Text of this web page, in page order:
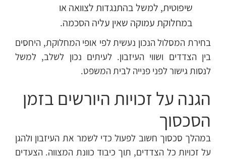
שיפוטית, למשל בהתנגדות לצוואה או
במחלוקת עמוקה שאין עליה הסכמה.
בחירת המסלול הנכון נעשית לפי אופי המחלוקת, היחסים
בין הצדדים ושווי העיזבון. לעיתים נכון לשלב, למשל
לנסות גישור לפני פנייה לבית המשפט.
הגנה על זכויות היורשים בזמן
הסכסוך
במהלך סכסוך חשוב לפעול כדי לשמר את העיזבון ולהגן
על זכויות כל הצדדים, תוך כיבוד כוונת המצווה. הצעדים